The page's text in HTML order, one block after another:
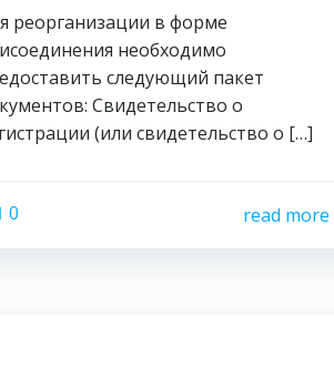
реорганизации в форме
необходимо
следующий пакет
Свидетельство о
(или свидетельство о […]
0 read more